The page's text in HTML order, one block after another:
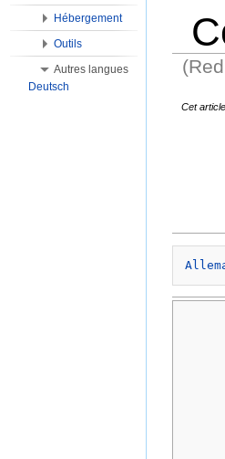
Cet
Hébergement
Outils
Autres langues
Deutsch